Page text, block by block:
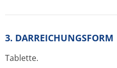
3. DARREICHUNGSFORM
Tablette.